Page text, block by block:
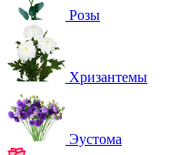
Розы
Хризантемы
Эустома